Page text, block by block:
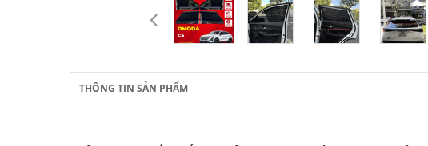
THÔNG TIN SẢN PHẨM